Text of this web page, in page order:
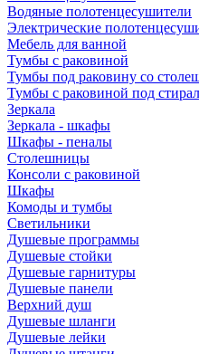
Водяные полотенцесушители
Электрические
Мебель для ванной
Тумбы с раковиной
Тумбы под раковину со
Тумбы с раковиной под
Зеркала
Зеркала - шкафы
Шкафы - пеналы
Столешницы
Консоли с раковиной
Шкафы
Комоды и тумбы
Светильники
Душевые программы
Душевые стойки
Душевые гарнитуры
Душевые панели
Верхний душ
Душевые шланги
Душевые лейки